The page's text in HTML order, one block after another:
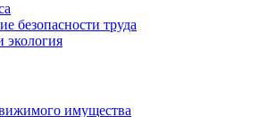
безопасности труда
имущества